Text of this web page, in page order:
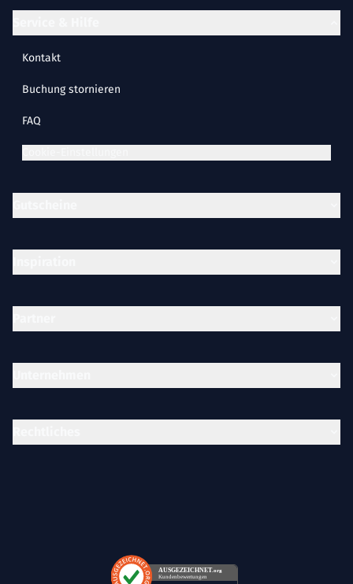
AUSGEZEICHNET .org
Kundenbewertungen
Kontakt
Buchung stornieren
FAQ